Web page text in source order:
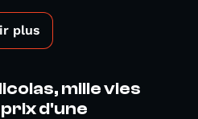
plus
mille vies
d'une